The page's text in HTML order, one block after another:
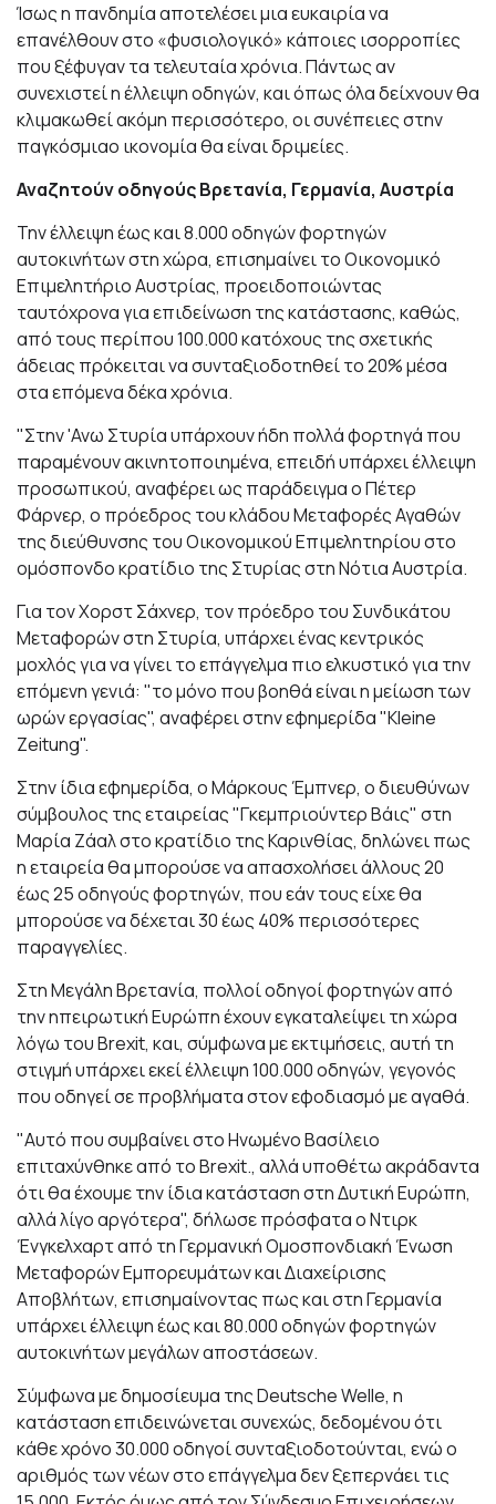
Ίσως η πανδημία αποτελέσει μια ευκαιρία να
επανέλθουν στο «φυσιολογικό» κάποιες ισορροπίες
που ξέφυγαν τα τελευταία χρόνια. Πάντως αν
συνεχιστεί η έλλειψη οδηγών, και όπως όλα δείχνουν θα
κλιμακωθεί ακόμη περισσότερο, οι συνέπειες στην
παγκόσμιαο ικονομία θα είναι δριμείες.
Αναζητούν οδηγούς Βρετανία, Γερμανία, Αυστρία
Την έλλειψη έως και 8.000 οδηγών φορτηγών
αυτοκινήτων στη χώρα, επισημαίνει το Οικονομικό
Επιμελητήριο Αυστρίας, προειδοποιώντας
ταυτόχρονα για επιδείνωση της κατάστασης, καθώς,
από τους περίπου 100.000 κατόχους της σχετικής
άδειας πρόκειται να συνταξιοδοτηθεί το 20% μέσα
στα επόμενα δέκα χρόνια.
"Στην 'Ανω Στυρία υπάρχουν ήδη πολλά φορτηγά που
παραμένουν ακινητοποιημένα, επειδή υπάρχει έλλειψη
προσωπικού, αναφέρει ως παράδειγμα ο Πέτερ
Φάρνερ, ο πρόεδρος του κλάδου Μεταφορές Αγαθών
της διεύθυνσης του Οικονομικού Επιμελητηρίου στο
ομόσπονδο κρατίδιο της Στυρίας στη Νότια Αυστρία.
Για τον Χορστ Σάχνερ, τον πρόεδρο του Συνδικάτου
Μεταφορών στη Στυρία, υπάρχει ένας κεντρικός
μοχλός για να γίνει το επάγγελμα πιο ελκυστικό για την
επόμενη γενιά: "το μόνο που βοηθά είναι η μείωση των
ωρών εργασίας", αναφέρει στην εφημερίδα "Kleine
Zeitung".
Στην ίδια εφημερίδα, ο Μάρκους Έμπνερ, ο διευθύνων
σύμβουλος της εταιρείας "Γκεμπριούντερ Βάις" στη
Μαρία Ζάαλ στο κρατίδιο της Καρινθίας, δηλώνει πως
η εταιρεία θα μπορούσε να απασχολήσει άλλους 20
έως 25 οδηγούς φορτηγών, που εάν τους είχε θα
μπορούσε να δέχεται 30 έως 40% περισσότερες
παραγγελίες.
Στη Μεγάλη Βρετανία, πολλοί οδηγοί φορτηγών από
την ηπειρωτική Ευρώπη έχουν εγκαταλείψει τη χώρα
λόγω του Brexit, και, σύμφωνα με εκτιμήσεις, αυτή τη
στιγμή υπάρχει εκεί έλλειψη 100.000 οδηγών, γεγονός
που οδηγεί σε προβλήματα στον εφοδιασμό με αγαθά.
"Αυτό που συμβαίνει στο Ηνωμένο Βασίλειο
επιταχύνθηκε από το Brexit., αλλά υποθέτω ακράδαντα
ότι θα έχουμε την ίδια κατάσταση στη Δυτική Ευρώπη,
αλλά λίγο αργότερα", δήλωσε πρόσφατα ο Ντιρκ
Ένγκελχαρτ από τη Γερμανική Ομοσπονδιακή Ένωση
Μεταφορών Εμπορευμάτων και Διαχείρισης
Αποβλήτων, επισημαίνοντας πως και στη Γερμανία
υπάρχει έλλειψη έως και 80.000 οδηγών φορτηγών
αυτοκινήτων μεγάλων αποστάσεων.
Σύμφωνα με δημοσίευμα της Deutsche Welle, η
κατάσταση επιδεινώνεται συνεχώς, δεδομένου ότι
κάθε χρόνο 30.000 οδηγοί συνταξιοδοτούνται, ενώ ο
αριθμός των νέων στο επάγγελμα δεν ξεπερνάει τις